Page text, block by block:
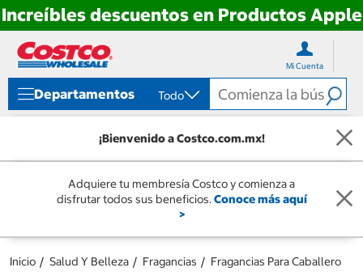
Increíbles descuentos en Productos Apple
directo
contenido
directo
menú
navegación
Mi Cuenta
Departamentos Todo
¡Bienvenido a Costco.com.mx!
Adquiere tu membresía Costco y comienza a
disfrutar todos sus beneficios.Conoce más aquí
>
Inicio Salud Y Belleza Fragancias Fragancias Para Caballero